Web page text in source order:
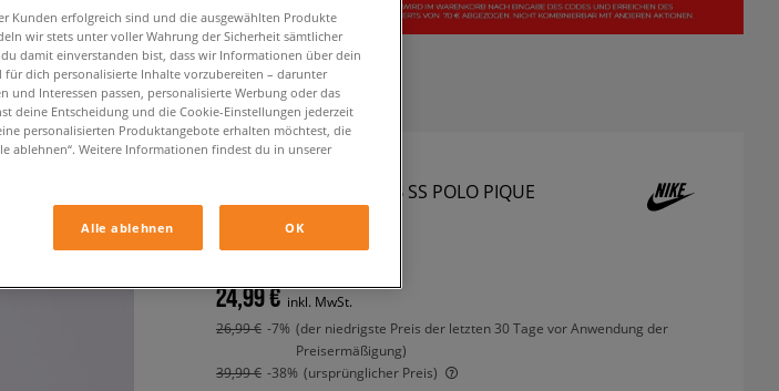
NIKE POLO M NK CLUB SS POLO PIQUE
herren, polo-shirts
24,99 € inkl. MwSt.
26,99 € -7% (der niedrigste Preis der letzten 30 Tage vor Anwendung der
Preisermäßigung)
39,99 € -38% (ursprünglicher Preis)
Kunden erfolgreich sind und die ausgewählten Produkte
wir stets unter voller Wahrung der Sicherheit sämtlicher
damit einverstanden bist, dass wir Informationen über dein
dich personalisierte Inhalte vorzubereiten – darunter
Interessen passen, personalisierte Werbung oder das
deine Entscheidung und die Cookie-Einstellungen jederzeit
personalisierten Produktangebote erhalten möchtest, die
ablehnen“. Weitere Informationen findest du in unserer
Alle ablehnen OK